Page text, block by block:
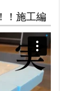
！施工編